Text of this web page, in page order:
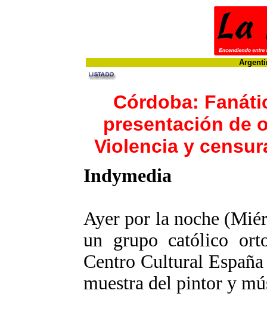
Córdoba:
presentación de
Violencia y
Indymedia
Ayer por la noche
un grupo católico
Centro Cultural
muestra del pintor y